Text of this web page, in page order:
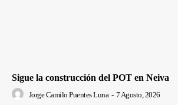
Sigue la construcción del POT en Neiva
Jorge Camilo Puentes Luna - 7 Agosto, 2026